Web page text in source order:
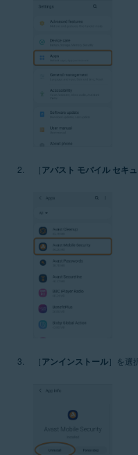
［ アバスト モバイル セキ
［ アンインストール］を選